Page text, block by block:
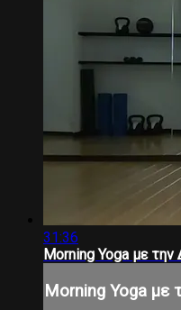
31:36
Morning Yoga με
Morning Yoga με